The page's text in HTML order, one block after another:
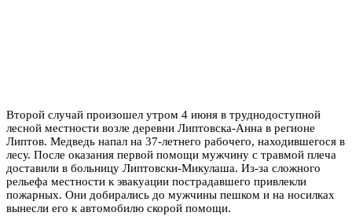
Второй случай произошел утром 4 июня в труднодоступной
лесной местности возле деревни Липтовска-Анна в регионе
Липтов. Медведь напал на 37-летнего рабочего, находившегося в
лесу. После оказания первой помощи мужчину с травмой плеча
доставили в больницу Липтовски-Микулаша. Из-за сложного
рельефа местности к эвакуации пострадавшего привлекли
пожарных. Они добирались до мужчины пешком и на носилках
вынесли его к автомобилю скорой помощи.